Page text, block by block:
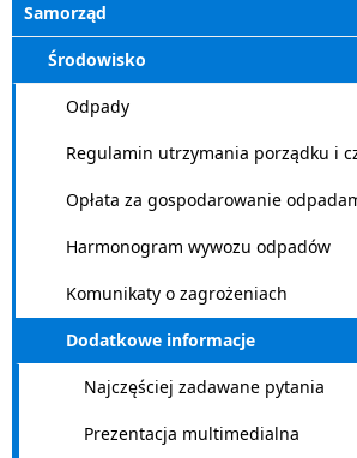
Samorząd
Środowisko
Odpady
Regulamin utrzymania porządku i
Opłata za gospodarowanie
Harmonogram wywozu odpadów
Komunikaty o zagrożeniach
Dodatkowe informacje
Najczęściej zadawane pytania
Prezentacja multimedialna